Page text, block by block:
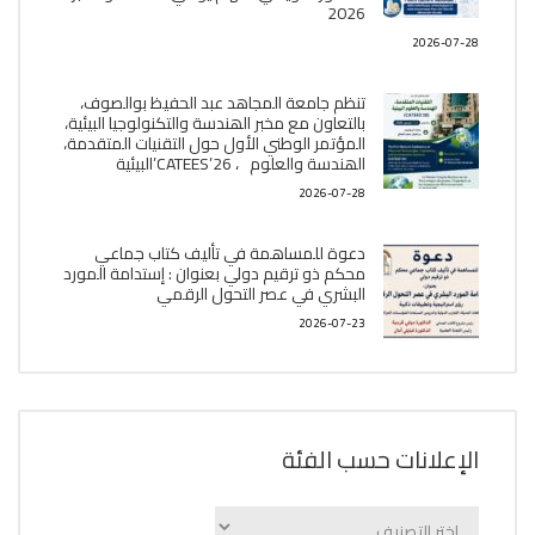
2026
2026-07-28
تنظم جامعة المجاهد عبد الحفيظ بوالصوف،
بالتعاون مع مخبر الھندسة والتكنولوجيا البیئیة،
المؤتمر الوطني الأول حول التقنيات المتقدمة،
الھندسة والعلوم ، CATEES’26’البیئية
2026-07-28
دعوة للمساهمة في تأليف كتاب جماعي
محكم ذو ترقيم دولي بعنوان : إستدامة المورد
البشري في عصر التحول الرقمي
2026-07-23
الإعلانات حسب الفئة
الإعلانات